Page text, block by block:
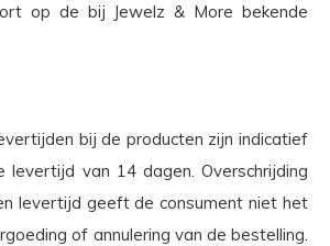
op de bij Jewelz & More bekende
bij de producten zijn indicatief
levertijd van 14 dagen. Overschrijding
levertijd geeft de consument niet het
of annulering van de bestelling.